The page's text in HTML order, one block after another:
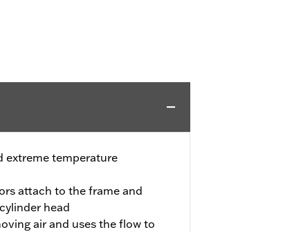
extreme temperature
attach to the frame and
head
air and uses the flow to